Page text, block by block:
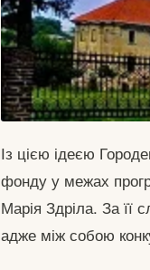
Із цією ідеєю
фонду у межах
Марія Здріла. За її
адже між собою